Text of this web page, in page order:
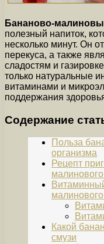
Бананово-
полезный напиток,
несколько минут. Он
перекуса, а также
сладостям и
только натуральные
витаминами и
поддержания
Содержание
Польза
организма
Рецепт
Какой
смузи